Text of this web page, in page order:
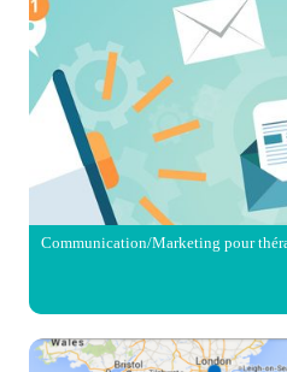
Communication/Marketing pour